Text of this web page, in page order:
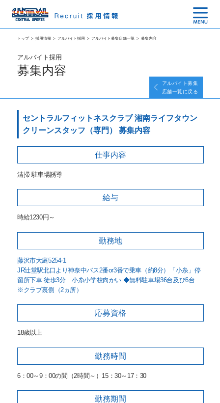
トップ > 採用情報 > アルバイト採用 > アルバイト募集店舗一覧 > 募集内容
アルバイト採用
募集内容
アルバイト募集
店舗一覧に戻る
セントラルフィットネスクラブ 湘南ライフタウン
クリーンスタッフ（専門） 募集内容
仕事内容
清掃 駐車場誘導
給与
時給1230円～
勤務地
藤沢市大庭5254-1
JR辻堂駅北口より神奈中バス2番or3番で乗車（約8分）「小糸」停
留所下車 徒歩3分 小糸小学校向かい ◆無料駐車場36台及び6台
※クラブ裏側（2ヵ所）
応募資格
18歳以上
勤務時間
6：00～9：00の間（2時間～）15：30～17：30
勤務期間